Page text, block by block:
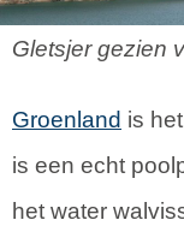
Gletsjer gezien
Groenland is
is een echt
het water